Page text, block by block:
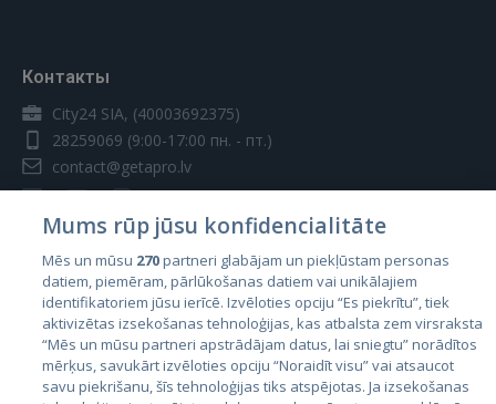
Контакты
City24 SIA, (40003692375)
28259069 (9:00-17:00 пн. - пт.)
contact@getapro.lv
Страны
Эстония
Латвия
Mums rūp jūsu konfidencialitāte
Mēs un mūsu 270partneri glabājam un piekļūstam personas
datiem, piemēram, pārlūkošanas datiem vai unikālajiem
identifikatoriem jūsu ierīcē. Izvēloties opciju “Es piekrītu”, tiek
aktivizētas izsekošanas tehnoloģijas, kas atbalsta zem virsraksta
“Mēs un mūsu partneri apstrādājam datus, lai sniegtu” norādītos
mērķus, savukārt izvēloties opciju “Noraidīt visu” vai atsaucot
savu piekrišanu, šīs tehnoloģijas tiks atspējotas. Ja izsekošanas